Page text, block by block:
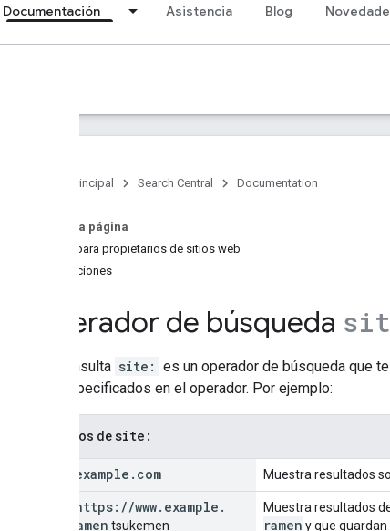
Documentación Asistencia Blog
Página principal Search Central Documentation
En esta página
Usos para propietarios de sitios web
Limitaciones
Operador de búsqueda
Una consulta site: es un operador de búsqueda que
URL especificados en el operador. Por ejemplo:
Ejemplos desite:
site:example . com Muestra resultados
site:https: //www. example .
ramen tsukemen
Muestra resultados
ramen y que